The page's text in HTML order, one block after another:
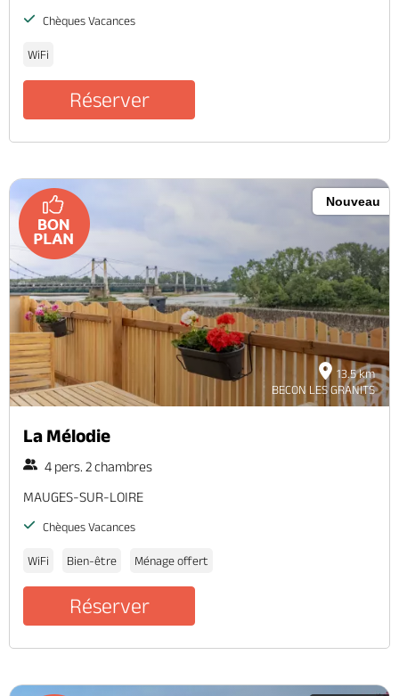
Chèques Vacances
WiFi
Réserver
13.5 km
BECON LES GRANITS
Nouveau
La Mélodie
4 pers. 2 chambres
MAUGES-SUR-LOIRE
Chèques Vacances
WiFi Bien-être Ménage offert
Réserver